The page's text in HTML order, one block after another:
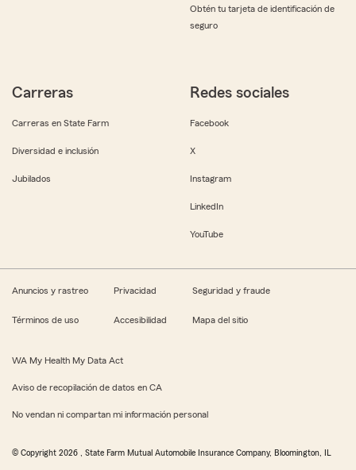
Obtén tu tarjeta de identificación de
seguro
Carreras
Carreras en State Farm
Diversidad e inclusión
Jubilados
Redes sociales
Facebook
X
Instagram
LinkedIn
YouTube
Anuncios y rastreo Privacidad Seguridad y fraude
Términos de uso Accesibilidad Mapa del sitio
WA My Health My Data Act
Aviso de recopilación de datos en CA
No vendan ni compartan mi información personal
© Copyright 2026 , State Farm Mutual Automobile Insurance Company, Bloomington, IL